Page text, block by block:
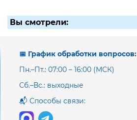
Вы смотрели:
📅 График обработки вопросов:
Пн.–Пт.: 07:00 – 16:00 (МСК)
Сб.–Вс.: выходные
📬 Способы связи: